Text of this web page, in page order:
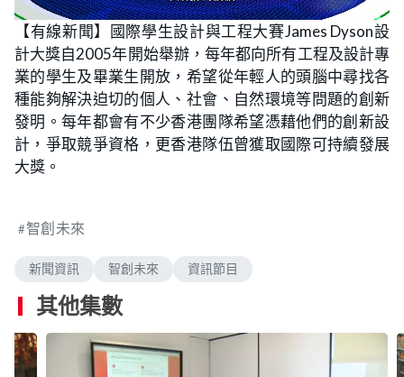
U
n
m
u
t
e
L
o
a
d
e
d
:
1
.
9
9
%
【有線新聞】國際學生設計與工程大賽James Dyson設
計大獎自2005年開始舉辦，每年都向所有工程及設計專
業的學生及畢業生開放，希望從年輕人的頭腦中尋找各
種能夠解決迫切的個人、社會、自然環境等問題的創新
發明。每年都會有不少香港團隊希望憑藉他們的創新設
計，爭取競爭資格，更香港隊伍曾獲取國際可持續發展
大獎。
智創未來
新聞資訊 智創未來 資訊節目
其他集數